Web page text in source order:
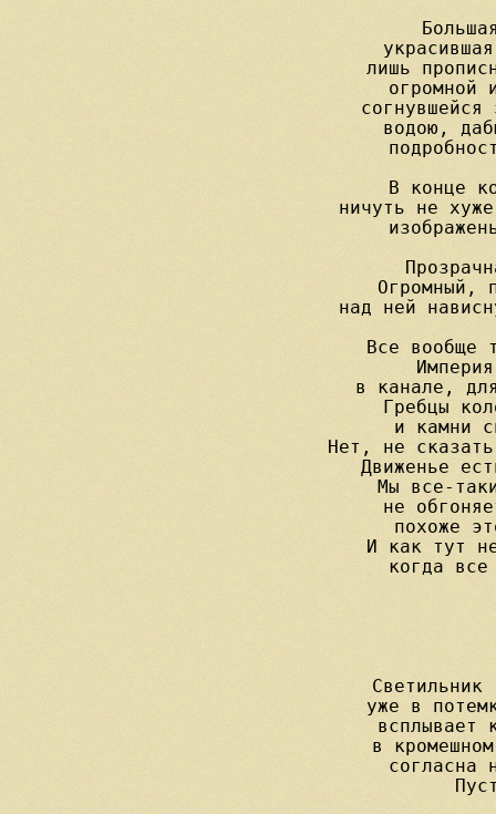
лишь
огромной
водою,
В конце
ничуть не
Огромный,
над ней
Все вообще
в канале,
Гребцы
и камни
Нет, не
Движенье
Мы все-
не
похоже
И как тут
когда
уже в
всплывает
в
согласна